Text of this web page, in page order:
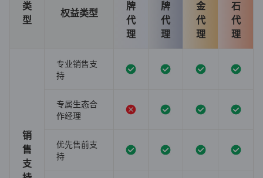
类
型
权益类型
牌
代
理
牌
代
理
金
代
理
石
代
理
销
售
支
专业销售支
持
专属生态合
作经理
优先售前支
持